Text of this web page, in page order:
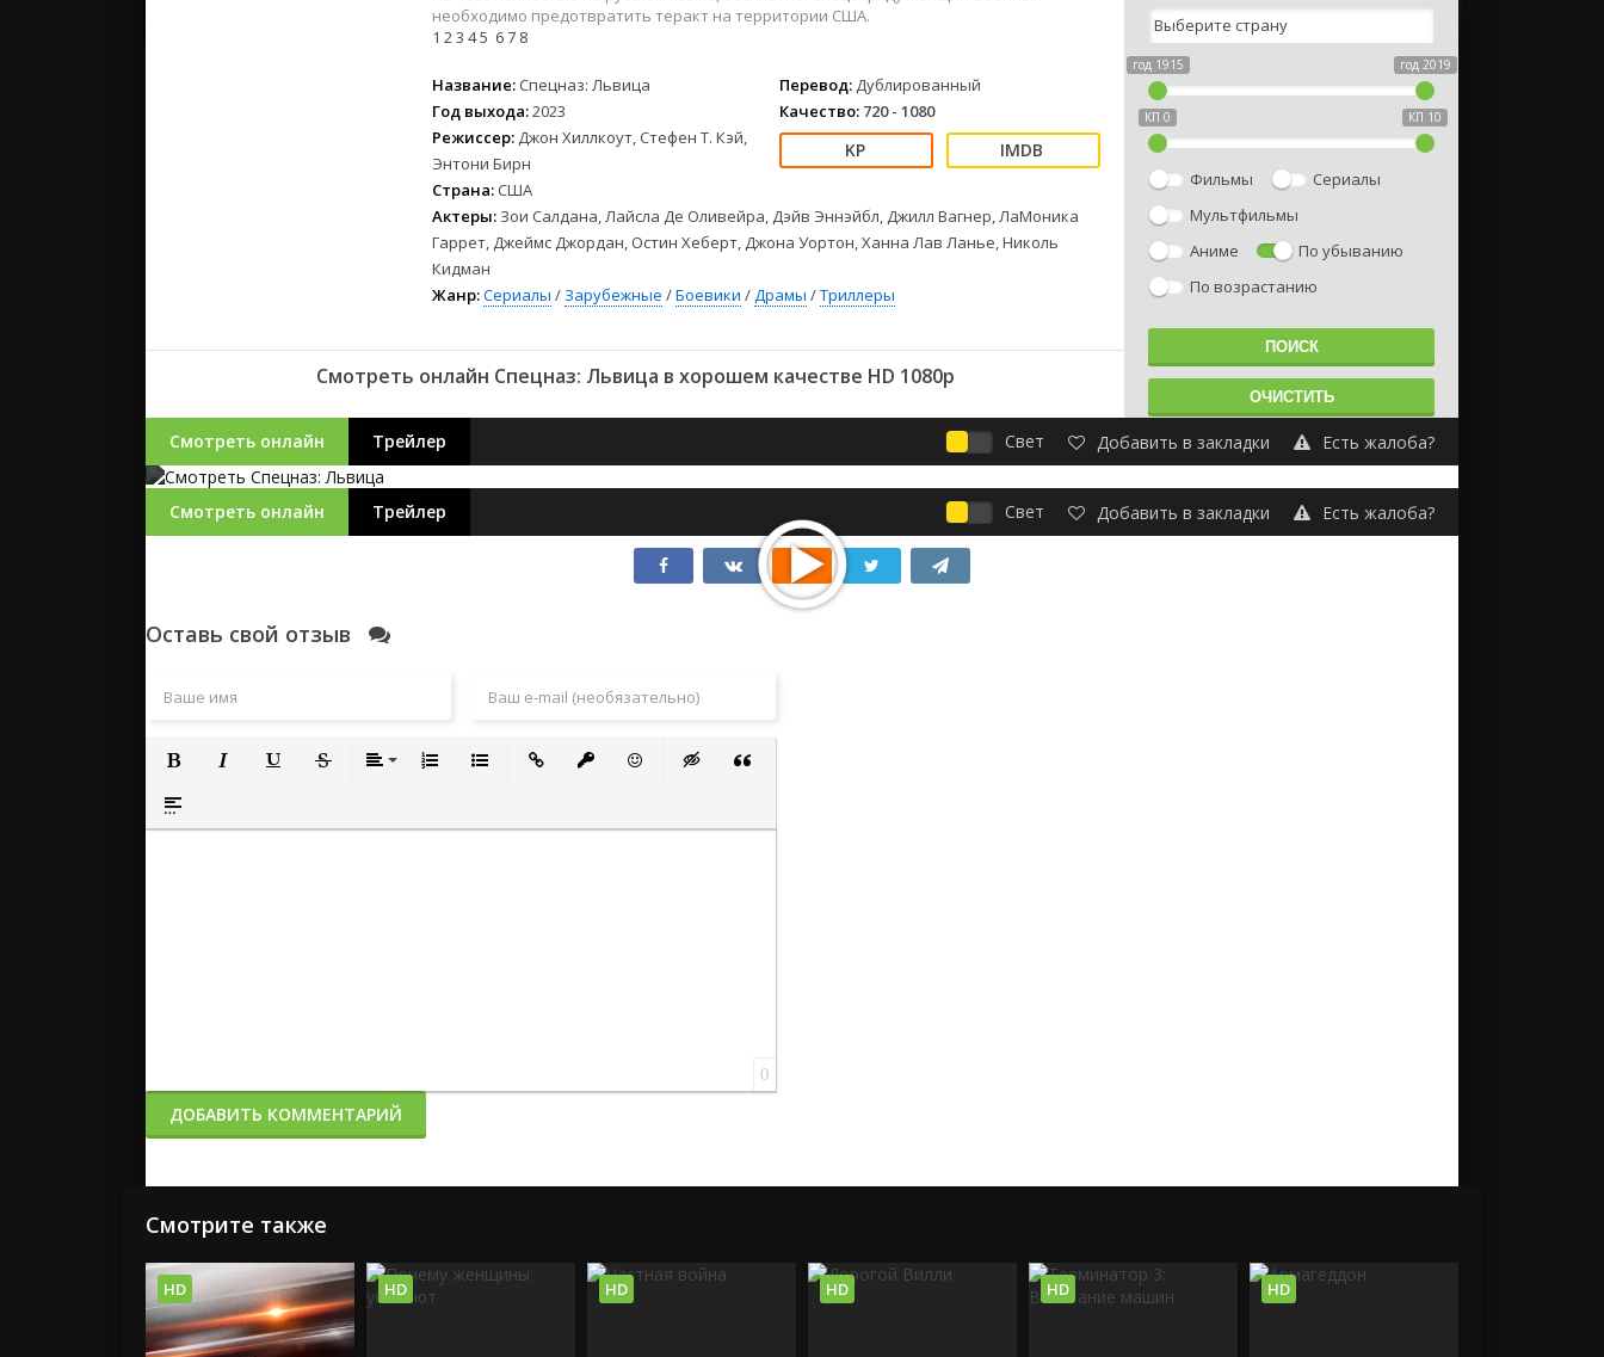
2022
Русские
СССР
Зарубежные
Ужасы
Фильмы из соцетей
необходимо предотвратить теракт на территории США.
1 23 45 67 8
Название: Спецназ: Львица
Год выхода:2023
Режиссер: Джон Хиллкоут, Стефен Т. Кэй,
Энтони Бирн
Страна: США
Перевод: Дублированный
Качество: 720 - 1080
Актеры: Зои Салдана, Лайсла Де Оливейра, Дэйв Эннэйбл, Джилл Вагнер, ЛаМоника
Гаррет, Джеймс Джордан, Остин Хеберт, Джона Уортон, Ханна Лав Ланье, Николь
Кидман
Жанр:Сериалы / Зарубежные /Боевики /Драмы /Триллеры
Смотреть онлайн Спецназ: Львица в хорошем качестве HD 1080p
год 1915 год 2019
КП 0 КП 10
Фильмы
Сериалы
Мультфильмы
Аниме
По убыванию
По возрастанию
Смотреть онлайн Трейлер Свет Добавить в закладки Есть жалоба?
Смотреть онлайн Трейлер Свет Добавить в закладки Есть жалоба?
Оставь свой отзыв
Полужирный
Вставка спойлера
0
ДОБАВИТЬ КОММЕНТАРИЙ
Смотрите также
HD HD HD HD HD HD